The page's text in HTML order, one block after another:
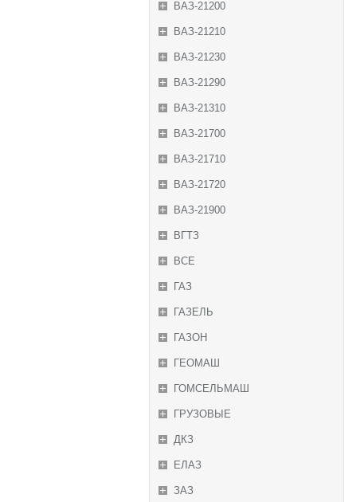
ВАЗ-21200
ВАЗ-21210
ВАЗ-21230
ВАЗ-21290
ВАЗ-21310
ВАЗ-21700
ВАЗ-21710
ВАЗ-21720
ВАЗ-21900
ВГТЗ
ВСЕ
ГАЗ
ГАЗЕЛЬ
ГАЗОН
ГЕОМАШ
ГОМСЕЛЬМАШ
ГРУЗОВЫЕ
ДКЗ
ЕЛАЗ
ЗАЗ